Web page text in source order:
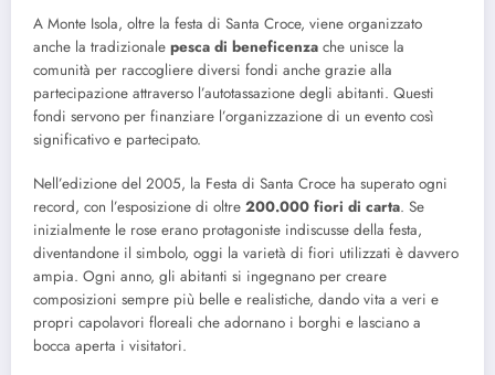
A Monte Isola, oltre la festa di Santa Croce, viene organizzato
anche la tradizionale pesca di beneficenza che unisce la
comunità per raccogliere diversi fondi anche grazie alla
partecipazione attraverso l’autotassazione degli abitanti. Questi
fondi servono per finanziare l’organizzazione di un evento così
significativo e partecipato.
Nell’edizione del 2005, la Festa di Santa Croce ha superato ogni
record, con l’esposizione di oltre 200.000 fiori di carta. Se
inizialmente le rose erano protagoniste indiscusse della festa,
diventandone il simbolo, oggi la varietà di fiori utilizzati è davvero
ampia. Ogni anno, gli abitanti si ingegnano per creare
composizioni sempre più belle e realistiche, dando vita a veri e
propri capolavori floreali che adornano i borghi e lasciano a
bocca aperta i visitatori.